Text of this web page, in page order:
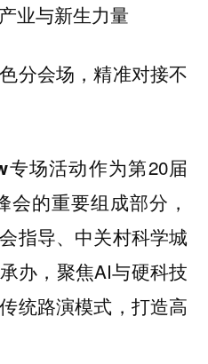
业与新生力量
分会场，精准对接不
专场活动作为第20届
会的重要组成部分，
指导、中关村科学城
办，聚焦AI与硬科技
统路演模式，打造高